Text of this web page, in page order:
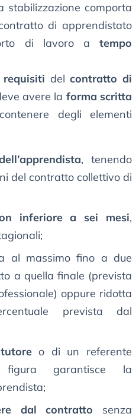
stabilizzazione comporta
di apprendistato
di lavoro a tempo
requisiti delcontratto di
avere la forma scritta
degli elementi
, tenendo
del contratto collettivo di
inferiore a sei mesi,
al massimo fino a due
a quella finale (prevista
oppure ridotta
prevista dal
o di un referente
figura garantisce la
dal contratto senza